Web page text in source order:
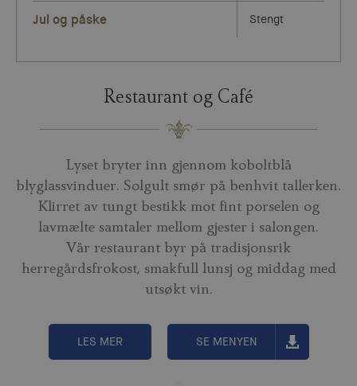
Jul og påske Stengt
Restaurant og Café
Lyset bryter inn gjennom koboltblå
blyglassvinduer. Solgult smør på benhvit tallerken.
Klirret av tungt bestikk mot fint porselen og
lavmælte samtaler mellom gjester i salongen.
Vår restaurant byr på tradisjonsrik
herregårdsfrokost, smakfull lunsj og middag med
utsøkt vin.
LES MER SE MENYEN